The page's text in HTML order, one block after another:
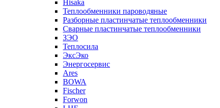
Hisaka
Теплообменники пароводяные
Разборные пластинчатые теплообменники
Сварные пластинчатые теплообменники
ЗЭО
Теплосила
ЭксЭко
Энергосервис
Ares
BOWA
Fischer
Forwon